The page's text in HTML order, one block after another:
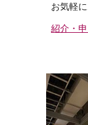
お気軽
紹介・